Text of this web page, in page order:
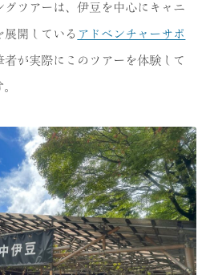
グツアーは、伊豆を中心にキャニ
展開している アドベンチャーサポ
者が実際にこのツアーを体験して